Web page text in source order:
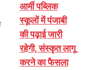
आर्मी पब्लिक
स्कूलों में पंजाबी
की पढ़ाई जारी
रहेगी, संस्कृत लागू
करने का फैसला